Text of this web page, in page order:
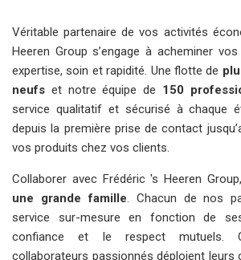
Véritable partenaire de vos activités
Heeren Group s’engage à acheminer
expertise, soin et rapidité. Une flotte de
neufs et notre équipe de 150
service qualitatif et sécurisé à chaque
depuis la première prise de contact
vos produits chez vos clients.
Collaborer avec Frédéric 's Heeren Group,
une grande famille. Chacun de nos
service sur-mesure en fonction de
confiance et le respect mutuels.
collaborateurs passionnés déploient leurs